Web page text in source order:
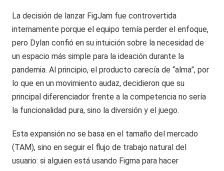
La decisión de lanzar FigJam fue controvertida
internamente porque el equipo temía perder el enfoque,
pero Dylan confió en su intuición sobre la necesidad de
un espacio más simple para la ideación durante la
pandemia. Al principio, el producto carecía de “alma”, por
lo que en un movimiento audaz, decidieron que su
principal diferenciador frente a la competencia no sería
la funcionalidad pura, sino la diversión y el juego.
Esta expansión no se basa en el tamaño del mercado
(TAM), sino en seguir el flujo de trabajo natural del
usuario: si alguien está usando Figma para hacer